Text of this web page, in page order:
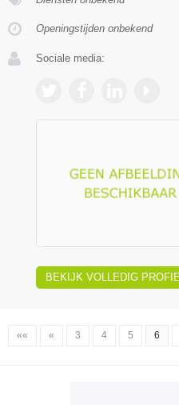
Openingstijden onbekend
Sociale media:
BEKIJK VOLLEDIG
«« « 3 4 5 6